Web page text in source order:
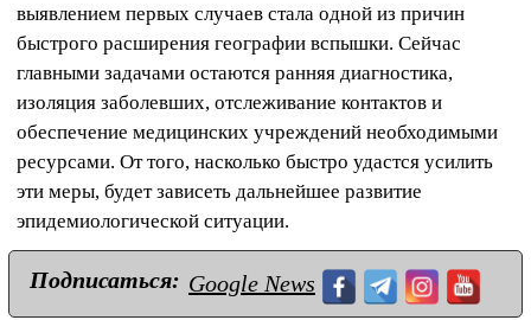
выявлением первых случаев стала одной из причин
быстрого расширения географии вспышки. Сейчас
главными задачами остаются ранняя диагностика,
изоляция заболевших, отслеживание контактов и
обеспечение медицинских учреждений необходимыми
ресурсами. От того, насколько быстро удастся усилить
эти меры, будет зависеть дальнейшее развитие
эпидемиологической ситуации.
Подписаться: Google News